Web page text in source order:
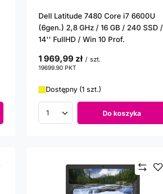
Dell Latitude 7480 Core i7 6600U
(6gen.) 2,8 GHz / 16 GB / 240 SSD /
14'' FullHD / Win 10 Prof.
1 969,99 zł / szt.
19699.90 PKT
Dostępny (1 szt.)
Ilość produktów Do koszyka